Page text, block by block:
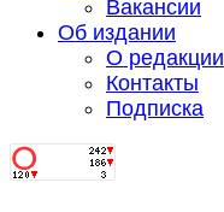
Вакансии
Об издании
О редакции
Контакты
Подписка